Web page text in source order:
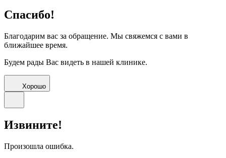
Спасибо!
Благодарим вас за обращение. Мы свяжемся с вами в
ближайшее время.
Будем рады Вас видеть в нашей клинике.
Хорошо
Извините!
Произошла ошибка.